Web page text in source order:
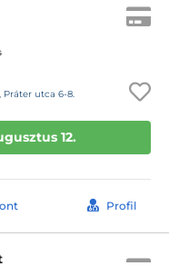
utca 6-8.
12.
Profil